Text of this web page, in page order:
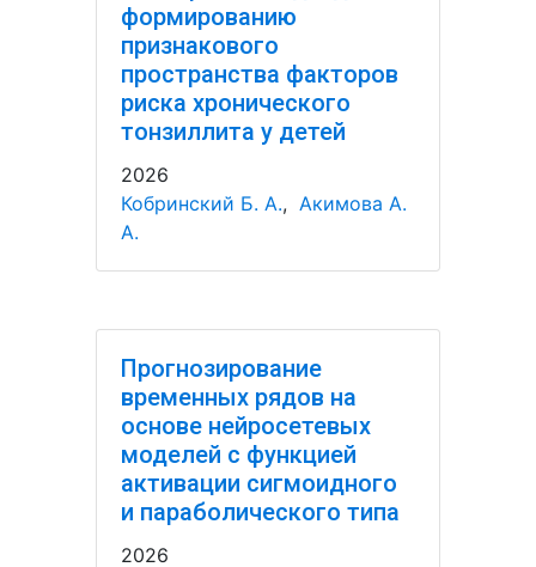
формированию
признакового
пространства факторов
риска хронического
тонзиллита у детей
2026
Кобринский Б. А., Акимова А.
А.
Прогнозирование
временных рядов на
основе нейросетевых
моделей с функцией
активации сигмоидного
и параболического типа
2026